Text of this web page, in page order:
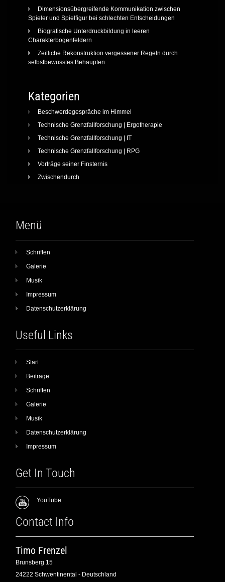
Dimensionsübergreifende Kommunikation zwischen
Spieler und Spielfigur bei schlechten Entscheidungen
Biografische Unterdruckbildung in leeren
Charakterbogenfeldern
Zeitliche Rekonstruktion vergessener Regeln durch
selbstbewusstes Behaupten
Kategorien
Beschwerdegespräche im Himmel
Technische Grenzfallforschung | Ergotherapie
Technische Grenzfallforschung | IT
Technische Grenzfallforschung | RPG
Vorträge seiner Finsternis
Zwischendurch
Menü
Schriften
Galerie
Musik
Impressum
Datenschutzerklärung
Useful Links
Start
Beiträge
Schriften
Galerie
Musik
Datenschutzerklärung
Impressum
Get In Touch
YouTube
Contact Info
Timo Frenzel
Brunsberg 15
24222 Schwentinental - Deutschland